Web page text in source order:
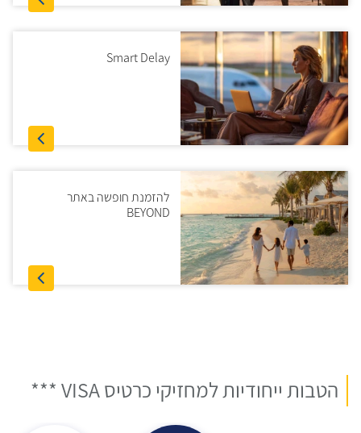
Smart Delay
להזמנת חופשה באתר
BEYOND
הטבות ייחודיות למחזיקי כרטיס VISA ***